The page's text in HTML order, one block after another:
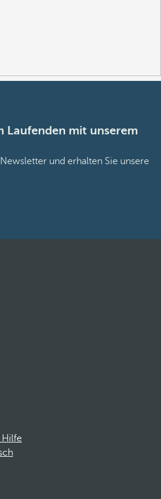
Laufenden mit unserem
und erhalten Sie unsere
Hilfe